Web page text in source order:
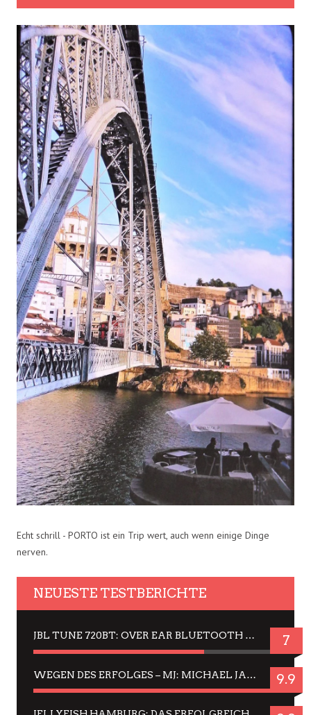
Echt schrill - PORTO ist ein Trip wert, auch wenn einige Dinge
nerven.
NEUESTE TESTBERICHTE
JBL TUNE 720BT: OVER EAR BLUETOOTH KOPFHÖRER UM DIE 50,-€ IM DAUER-TEST 7
WEGEN DES ERFOLGES – MJ: MICHAEL JACKSON MUSICAL IN EINER MATINEE SEHEN 9.9